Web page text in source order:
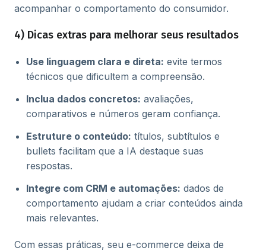
acompanhar o comportamento do consumidor.
4) Dicas extras para melhorar seus resultados
Use linguagem clara e direta: evite termos
técnicos que dificultem a compreensão.
Inclua dados concretos: avaliações,
comparativos e números geram confiança.
Estruture o conteúdo: títulos, subtítulos e
bullets facilitam que a IA destaque suas
respostas.
Integre com CRM e automações: dados de
comportamento ajudam a criar conteúdos ainda
mais relevantes.
Com essas práticas, seu e-commerce deixa de